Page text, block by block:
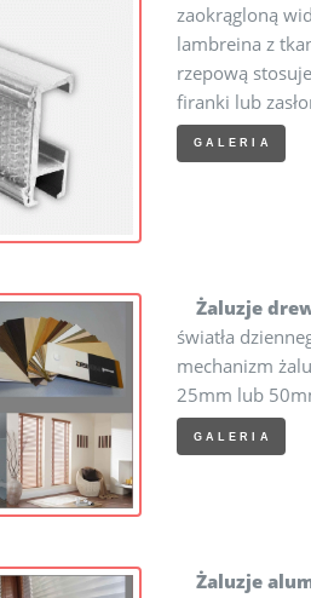
zaokrągloną
lambreina z
rzepową
firanki lub
GALERIA
Żaluzje
światła
mechanizm
25mm lub
GALERIA
Żaluzje